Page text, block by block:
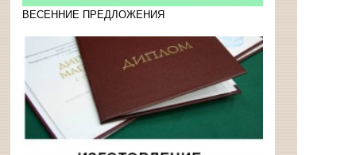
ВЕСЕННИЕ ПРЕДЛОЖЕНИЯ